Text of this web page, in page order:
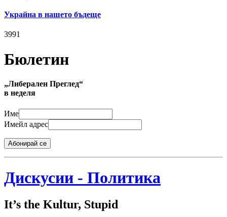
Украйна в нашето бъдеще
3991
Бюлетин
„Либерален Преглед“
в неделя
Име
Имейл адрес
Абонирай се
Дискусии - Политика
It’s the Kultur, Stupid